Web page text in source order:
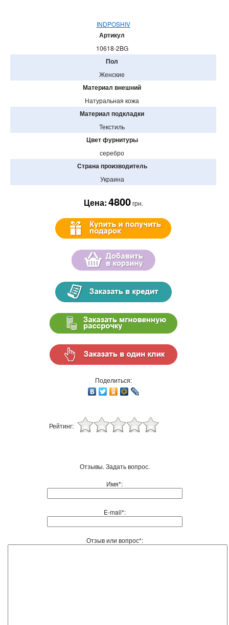
INDPOSHIV
Артикул
10618-2BG
Пол
Женские
Материал внешний
Натуральная кожа
Материал подкладки
Текстиль
Цвет фурнитуры
серебро
Страна производитель
Украина
Цена:4800грн.
Поделиться:
Рейтинг:
Отзывы. Задать вопрос.
Имя*:
E-mail*:
Отзыв или вопрос*: